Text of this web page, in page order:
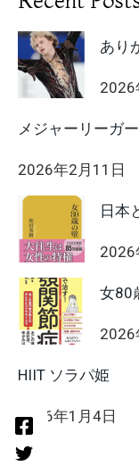
あり
2026
メジャーリーガ
2026年2月11日
日本
2026
女80
2026
HIIT ソラパ姫
2026年1月4日